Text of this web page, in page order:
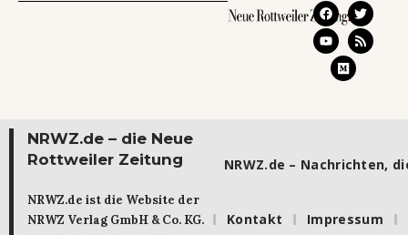
NRWZ.de – die Neue
Rottweiler Zeitung
NRWZ.de ist die Website der
NRWZ Verlag GmbH & Co. KG.
NRWZ.de – Nachrichten,
Kontakt Impressum